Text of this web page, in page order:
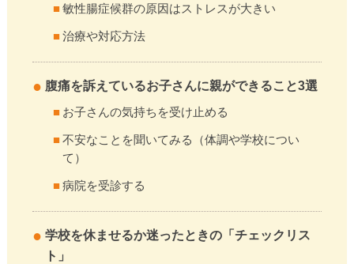
敏性腸症候群の原因はストレスが大きい
治療や対応方法
腹痛を訴えているお子さんに親ができること3選
お子さんの気持ちを受け止める
不安なことを聞いてみる（体調や学校につい
て）
病院を受診する
学校を休ませるか迷ったときの「チェックリス
ト」